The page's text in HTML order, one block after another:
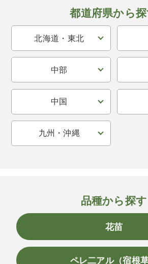
都道府県から
北海道・東北
中部
中国
九州・沖縄
品種から探す
花苗
ペレ二アル（宿根草